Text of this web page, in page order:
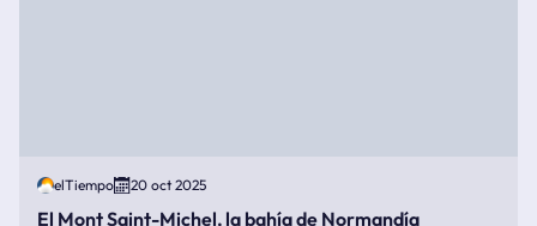
elTiempo 20 oct 2025
El Mont Saint-Michel, la bahía de Normandía